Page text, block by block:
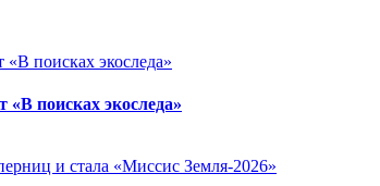
«В поисках экоследа»